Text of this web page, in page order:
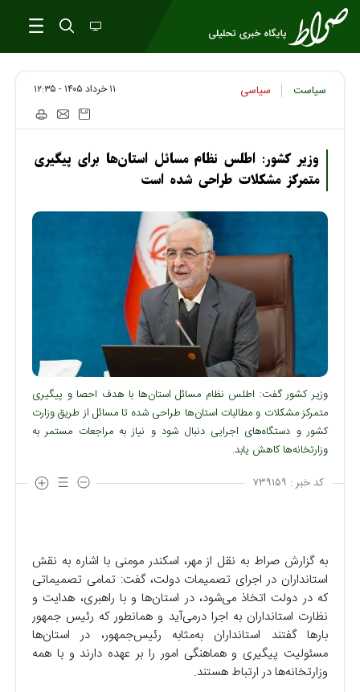
سیاست سیاسی ۱۱ خرداد ۱۴۰۵ - ۱۲:۳۵
وزیر کشور: اطلس نظام مسائل استان‌ها برای پیگیری
متمرکز مشکلات طراحی شده است
وزیر کشور گفت: اطلس نظام مسائل استان‌ها با هدف احصا و پیگیری
متمرکز مشکلات و مطالبات استان‌ها طراحی شده تا مسائل از طریق وزارت
کشور و دستگاه‌های اجرایی دنبال شود و نیاز به مراجعات مستمر به
وزارتخانه‌ها کاهش یابد.
کد خبر : ۷۳۹۱۵۹
به گزارش صراط به نقل از مهر، اسکندر مومنی با اشاره به نقش
استانداران در اجرای تصمیمات دولت، گفت: تمامی تصمیماتی
که در دولت اتخاذ می‌شود، در استان‌ها و با راهبری، هدایت و
نظارت استانداران به اجرا درمی‌آید و همانطور که رئیس جمهور
بارها گفتند استانداران به‌مثابه رئیس‌جمهور، در استان‌ها
مسئولیت پیگیری و هماهنگی امور را بر عهده دارند و با همه
وزارتخانه‌ها در ارتباط هستند.